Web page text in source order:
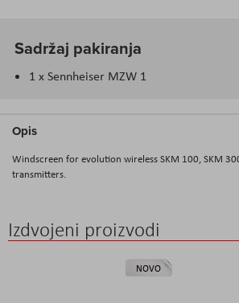
Sadržaj pakiranja
1 x Sennheiser MZW 1
Opis
Windscreen for evolution wireless SKM 100, SKM
transmitters.
Izdvojeni proizvodi
NOVO